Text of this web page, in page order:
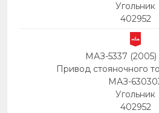
Угольник
402952
МАЗ-5337 (2005)
Привод стояночного
МАЗ-
Угольник
402952